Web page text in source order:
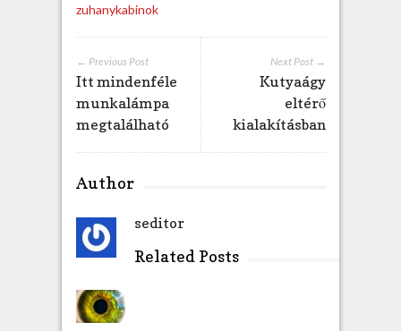
l
h
z
e
e
zuhanykabinok
Next Post →
Kutyaágy
eltérő
kialakításban
← Previous Post
Itt mindenféle
munkalámpa
megtalálható
Author
seditor
Related Posts